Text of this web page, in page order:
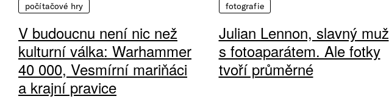
počítačové hry
V budoucnu není nic než
kulturní válka: Warhammer
40 000, Vesmírní mariňáci
a krajní pravice
fotografie
Julian Lennon, slavný muž
s fotoaparátem. Ale fotky
tvoří průměrné